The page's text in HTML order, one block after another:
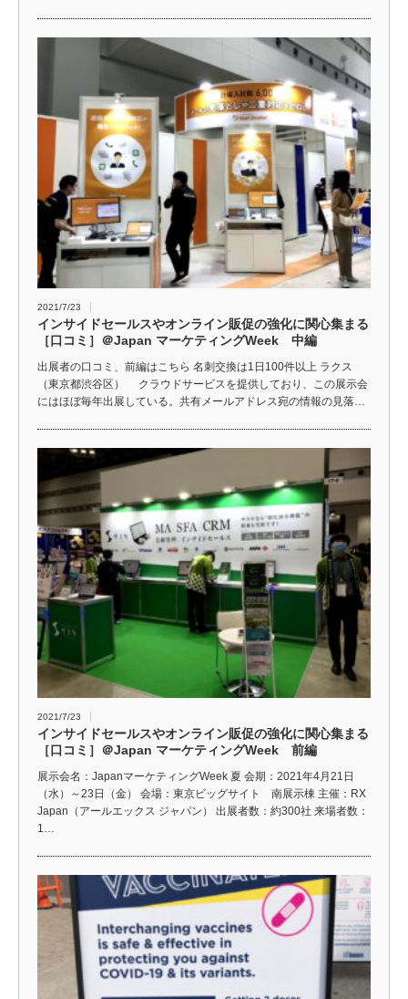
2021/7/23
インサイドセールスやオンライン販促の強化に関心集まる
［口コミ］＠Japan マーケティングWeek 中編
出展者の口コミ、前編はこちら 名刺交換は1日100件以上 ラクス
（東京都渋谷区） クラウドサービスを提供しており、この展示会
にはほぼ毎年出展している。共有メールアドレス宛の情報の見落…
2021/7/23
インサイドセールスやオンライン販促の強化に関心集まる
［口コミ］＠Japan マーケティングWeek 前編
展示会名：JapanマーケティングWeek 夏 会期：2021年4月21日
（水）～23日（金） 会場：東京ビッグサイト 南展示棟 主催：RX
Japan（アールエックス ジャパン） 出展者数：約300社 来場者数：
1…